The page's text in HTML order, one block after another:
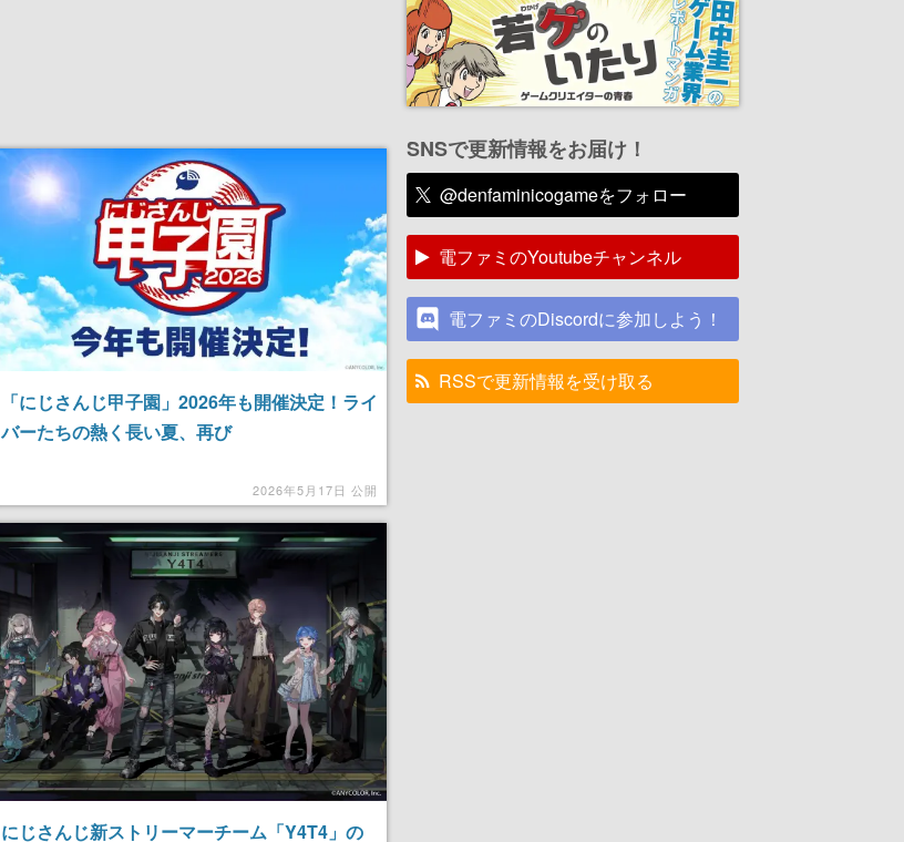
「にじさんじ甲子園」2026年も開催決定！ライ
バーたちの熱く長い夏、再び
2026年5月17日 公開
にじさんじ新ストリーマーチーム「Y4T4」の
SNSで更新情報をお届け！
@denfaminicogameをフォロー
電ファミのYoutubeチャンネル
電ファミのDiscordに参加しよう！
RSSで更新情報を受け取る